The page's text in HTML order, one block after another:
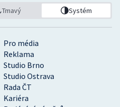
Pro média
Reklama
Studio Brno
Studio Ostrava
Rada ČT
Kariéra
Tmavý Systém